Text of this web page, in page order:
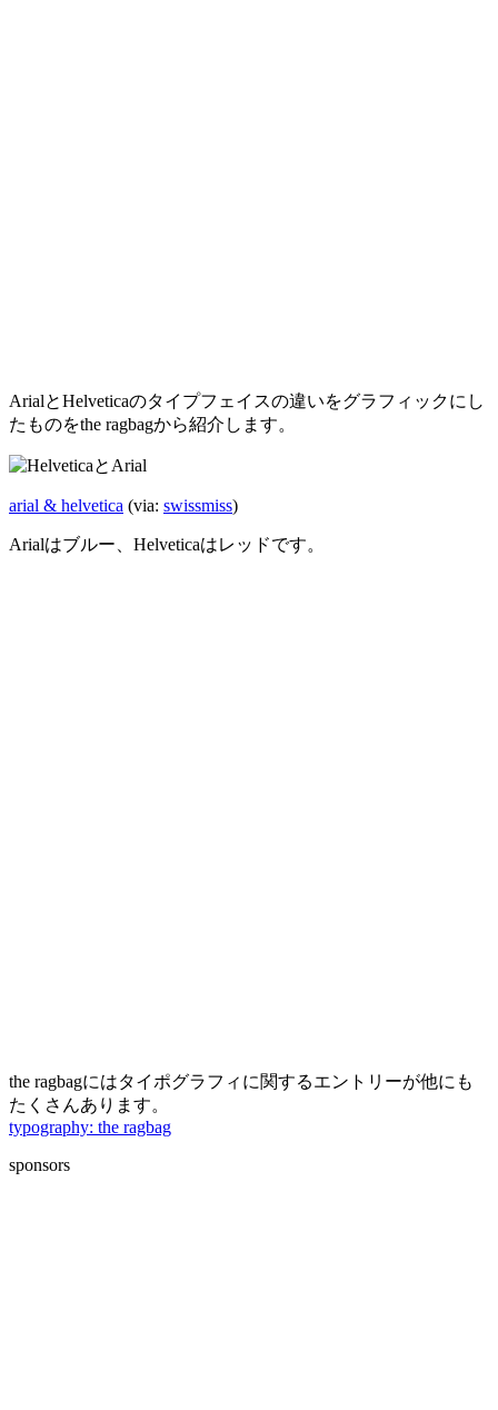
ArialとHelveticaのタイプフェイスの違いをグラフィックにし
たものをthe ragbagから紹介します。
arial & helvetica (via: swissmiss)
Arialはブルー、Helveticaはレッドです。
the ragbagにはタイポグラフィに関するエントリーが他にも
たくさんあります。
typography: the ragbag
sponsors